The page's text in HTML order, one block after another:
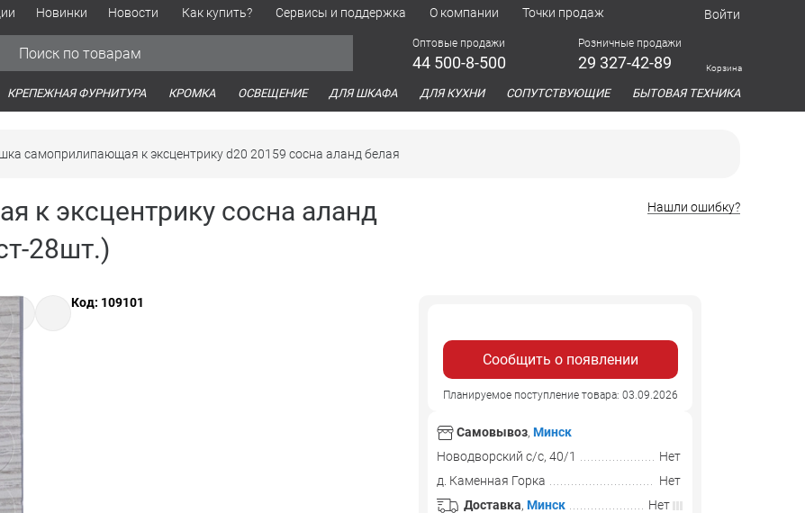
Новинки Новости Как купить? Сервисы и поддержка О компании Точки продаж Войти
Оптовые продажи
44 500-8-500
Розничные продажи
29 327-42-89 Корзина
КРЕПЕЖНАЯ ФУРНИТУРА КРОМКА ОСВЕЩЕНИЕ ДЛЯ ШКАФА ДЛЯ КУХНИ СОПУТСТВУЮЩИЕ БЫТОВАЯ ТЕХНИКА
самоприлипающая к эксцентрику d20 20159 сосна аланд белая
к эксцентрику сосна аланд
28шт.)
Нашли ошибку?
Код: 109101
Сообщить о появлении
Планируемое поступление товара: 03.09.2026
Самовывоз, Минск
Новодворский с/с, 40/1
Нет
д. Каменная Горка
Нет
Доставка, Минск Нет